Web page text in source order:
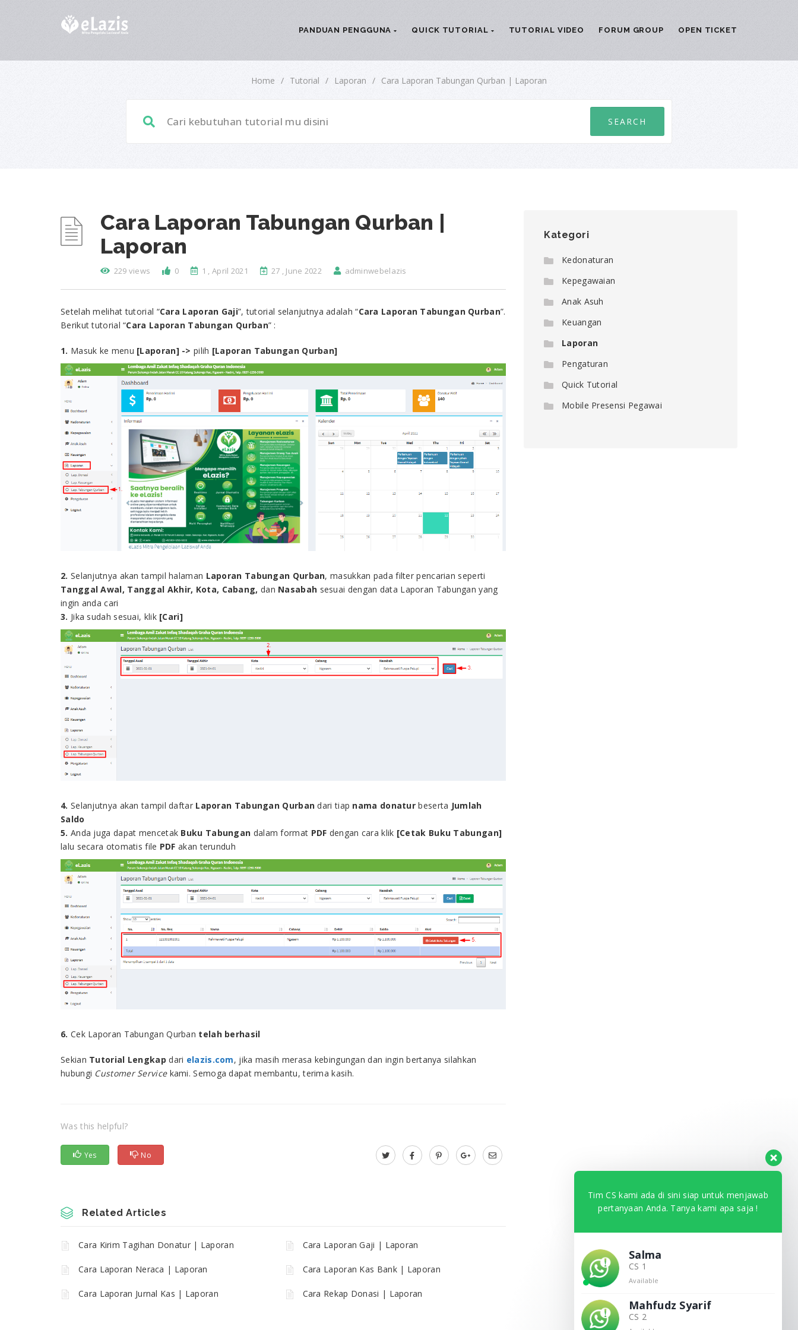
PANDUAN PENGGUNA QUICK TUTORIAL TUTORIAL VIDEO FORUM GROUP OPEN TICKET
Home / Tutorial / Laporan / Cara Laporan Tabungan Qurban | Laporan
Cara Laporan Tabungan Qurban |
Laporan
229 views 0 1 , April 2021 27 , June 2022 adminwebelazis
Setelah melihat tutorial “Cara Laporan Gaji”, tutorial selanjutnya adalah “Cara Laporan Tabungan Qurban”.
Berikut tutorial “Cara Laporan Tabungan Qurban” :
1. Masuk ke menu [Laporan] ->pilih [Laporan Tabungan Qurban]
2. Selanjutnya akan tampil halaman Laporan Tabungan Qurban, masukkan pada filter pencarian seperti
Tanggal Awal, Tanggal Akhir, Kota, Cabang, dan Nasabah sesuai dengan data Laporan Tabungan yang
ingin anda cari
3. Jika sudah sesuai, klik [Cari]
4. Selanjutnya akan tampil daftar Laporan Tabungan Qurbandari tiap nama donaturbeserta Jumlah
Saldo
5. Anda juga dapat mencetak Buku Tabungan dalam format PDF dengan cara klik [Cetak Buku Tabungan]
lalu secara otomatis file PDFakan terunduh
6. Cek Laporan Tabungan Qurban telah berhasil
Sekian Tutorial Lengkap dari elazis.com, jika masih merasa kebingungan dan ingin bertanya silahkan
hubungi Customer Servicekami. Semoga dapat membantu, terima kasih.
Was this helpful?
Yes No
Related Articles
Cara Kirim Tagihan Donatur | Laporan Cara Laporan Gaji | Laporan
Cara Laporan Neraca | Laporan Cara Laporan Kas Bank | Laporan
Cara Laporan Jurnal Kas | Laporan Cara Rekap Donasi | Laporan
Kategori
Kedonaturan
Kepegawaian
Anak Asuh
Keuangan
Laporan
Pengaturan
Quick Tutorial
Mobile Presensi Pegawai
Tim CS kami ada di sini siap untuk menjawab
pertanyaan Anda. Tanya kami apa saja !
Salma
CS 1
Available
Mahfudz Syarif
CS 2